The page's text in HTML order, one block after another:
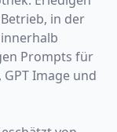
in der
Prompts für
GPT Image und